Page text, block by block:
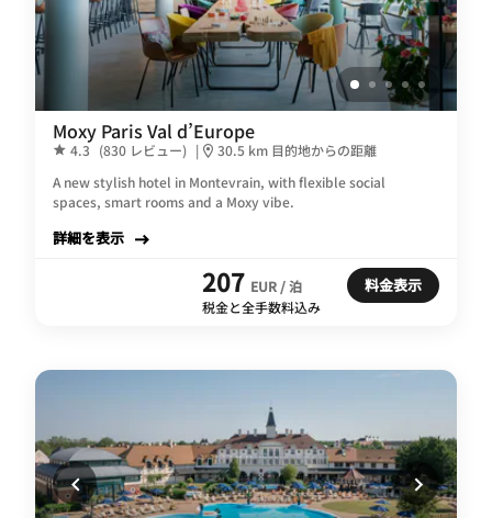
Moxy Paris Val d’Europe
4.3 (830 レビュー) |
30.5 km 目的地からの距離
A new stylish hotel in Montevrain, with flexible social
spaces, smart rooms and a Moxy vibe.
詳細を表示
207 EUR / 泊
税金と全手数料込み
料金表示